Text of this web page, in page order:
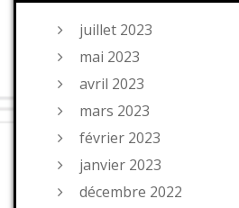
juillet 2023
mai 2023
avril 2023
mars 2023
février 2023
janvier 2023
décembre 2022